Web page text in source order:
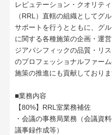
レピュテーション・クオリテ
（RRL）直轄の組織としてグ
サポートを行うとともに、グ
に関する各種施策の企画・運
ジアパシフィックの品質・リ
のプロフェッショナルファー
施策の推進にも貢献しておりま
■業務内容
【80%】RRL室業務補佐
・会議の事務局業務（会議資
議事録作成等）